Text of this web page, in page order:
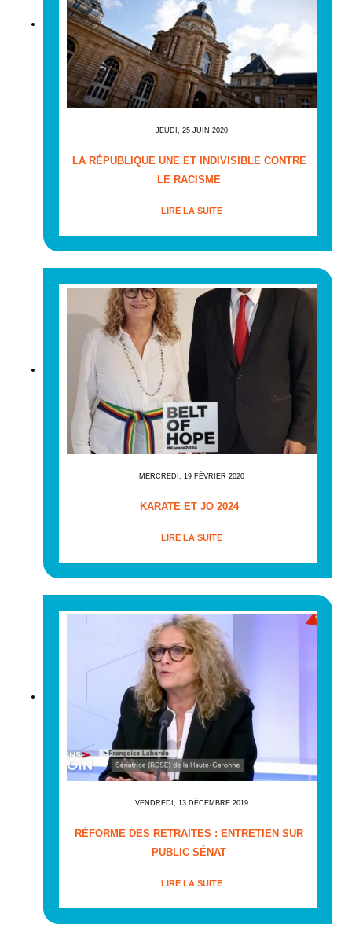
JEUDI, 25 JUIN 2020
LA RÉPUBLIQUE UNE ET INDIVISIBLE CONTRE
LE RACISME
LIRE LA SUITE
MERCREDI, 19 FÉVRIER 2020
KARATE ET JO 2024
LIRE LA SUITE
VENDREDI, 13 DÉCEMBRE 2019
RÉFORME DES RETRAITES : ENTRETIEN SUR
PUBLIC SÉNAT
LIRE LA SUITE